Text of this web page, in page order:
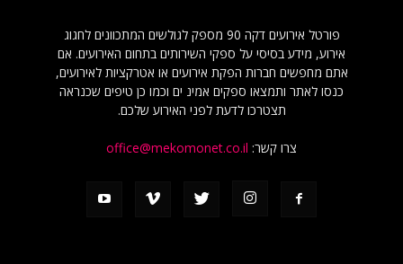
פורטל אירועים דקה 90 מספק לגולשים המתכוונים לחגוג
אירוע, מידע בסיסי על ספקי השירותים בתחום האירועים. אם
אתם מחפשים חברות הפקת אירועים או אטרקציות לאירועים,
כנסו לאתר ותמצאו ספקים אמינ ים וכמו כן טיפים שכנראה
תצטרכו לדעת לפני האירוע שלכם.
צרו קשר: office@mekomonet.co.il